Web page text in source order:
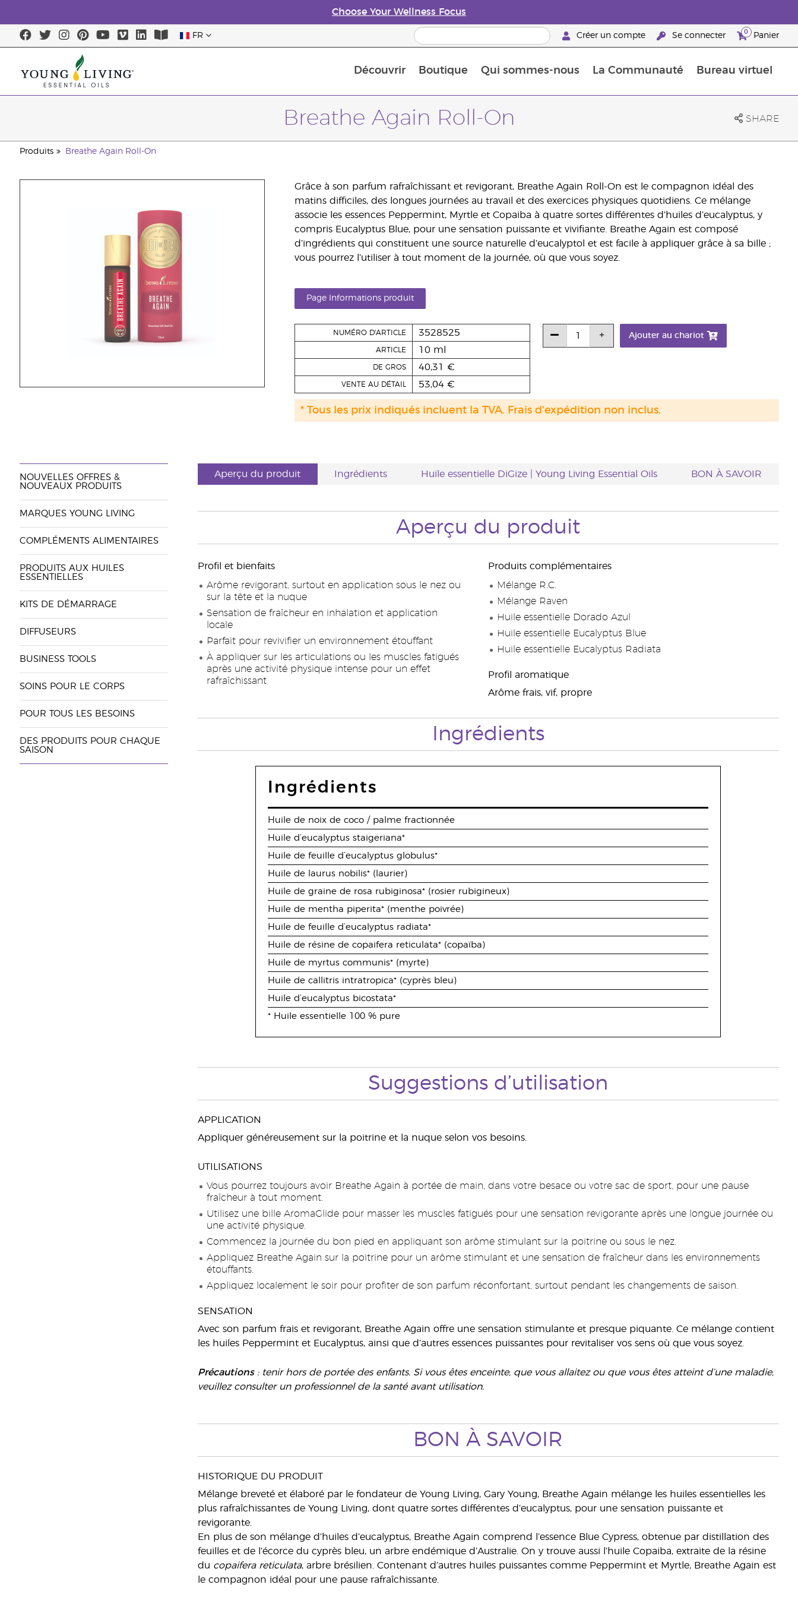
Choose Your Wellness Focus
FR Créer un compte Se connecter 0 Panier
Découvrir Boutique Qui sommes-nous La Communauté Bureau virtuel
Breathe Again Roll-On SHARE
Produits Breathe Again Roll-On
Grâce à son parfum rafraîchissant et revigorant, Breathe Again Roll-On est le compagnon idéal des
matins difficiles, des longues journées au travail et des exercices physiques quotidiens. Ce mélange
associe les essences Peppermint, Myrtle et Copaiba à quatre sortes différentes d’huiles d’eucalyptus, y
compris Eucalyptus Blue, pour une sensation puissante et vivifiante. Breathe Again est composé
d’ingrédients qui constituent une source naturelle d’eucalyptol et est facile à appliquer grâce à sa bille ;
vous pourrez l’utiliser à tout moment de la journée, où que vous soyez.
Page Informations produit
NUMÉRO D'ARTICLE 3528525
ARTICLE 10 ml
DE GROS 40,31 €
VENTE AU DÉTAIL 53,04 €
Ajouter au chariot
* Tous les prix indiqués incluent la TVA. Frais d'expédition non inclus.
NOUVELLES OFFRES &
NOUVEAUX PRODUITS
MARQUES YOUNG LIVING
COMPLÉMENTS ALIMENTAIRES
PRODUITS AUX HUILES
ESSENTIELLES
KITS DE DÉMARRAGE
DIFFUSEURS
BUSINESS TOOLS
SOINS POUR LE CORPS
POUR TOUS LES BESOINS
DES PRODUITS POUR CHAQUE
SAISON
Aperçu du produit Ingrédients Huile essentielle DiGize | Young Living Essential Oils BON À SAVOIR
Aperçu du produit
Profil et bienfaits
Arôme revigorant, surtout en application sous le nez ou
sur la tête et la nuque
Sensation de fraîcheur en inhalation et application
locale
Parfait pour revivifier un environnement étouffant
À appliquer sur les articulations ou les muscles fatigués
après une activité physique intense pour un effet
rafraîchissant
Produits complémentaires
Mélange R.C.
Mélange Raven
Huile essentielle Dorado Azul
Huile essentielle Eucalyptus Blue
Huile essentielle Eucalyptus Radiata
Profil aromatique
Arôme frais, vif, propre
Ingrédients
Ingrédients
Huile de noix de coco / palme fractionnée
Huile d’eucalyptus staigeriana*
Huile de feuille d’eucalyptus globulus*
Huile de laurus nobilis* (laurier)
Huile de graine de rosa rubiginosa* (rosier rubigineux)
Huile de mentha piperita* (menthe poivrée)
Huile de feuille d’eucalyptus radiata*
Huile de résine de copaifera reticulata* (copaïba)
Huile de myrtus communis* (myrte)
Huile de callitris intratropica* (cyprès bleu)
Huile d’eucalyptus bicostata*
* Huile essentielle 100 % pure
Suggestions d’utilisation
APPLICATION
Appliquer généreusement sur la poitrine et la nuque selon vos besoins.
UTILISATIONS
Vous pourrez toujours avoir Breathe Again à portée de main, dans votre besace ou votre sac de sport, pour une pause
fraîcheur à tout moment.
Utilisez une bille AromaGlide pour masser les muscles fatigués pour une sensation revigorante après une longue journée ou
une activité physique.
Commencez la journée du bon pied en appliquant son arôme stimulant sur la poitrine ou sous le nez.
Appliquez Breathe Again sur la poitrine pour un arôme stimulant et une sensation de fraîcheur dans les environnements
étouffants.
Appliquez localement le soir pour profiter de son parfum réconfortant, surtout pendant les changements de saison.
SENSATION
Avec son parfum frais et revigorant, Breathe Again offre une sensation stimulante et presque piquante. Ce mélange contient
les huiles Peppermint et Eucalyptus, ainsi que d’autres essences puissantes pour revitaliser vos sens où que vous soyez.
Précautions : tenir hors de portée des enfants. Si vous êtes enceinte, que vous allaitez ou que vous êtes atteint d’une maladie,
veuillez consulter un professionnel de la santé avant utilisation.
BON À SAVOIR
HISTORIQUE DU PRODUIT
Mélange breveté et élaboré par le fondateur de Young Living, Gary Young, Breathe Again mélange les huiles essentielles les
plus rafraîchissantes de Young Living, dont quatre sortes différentes d’eucalyptus, pour une sensation puissante et
revigorante.
En plus de son mélange d’huiles d’eucalyptus, Breathe Again comprend l’essence Blue Cypress, obtenue par distillation des
feuilles et de l’écorce du cyprès bleu, un arbre endémique d’Australie. On y trouve aussi l’huile Copaiba, extraite de la résine
du copaifera reticulata, arbre brésilien. Contenant d’autres huiles puissantes comme Peppermint et Myrtle, Breathe Again est
le compagnon idéal pour une pause rafraîchissante.